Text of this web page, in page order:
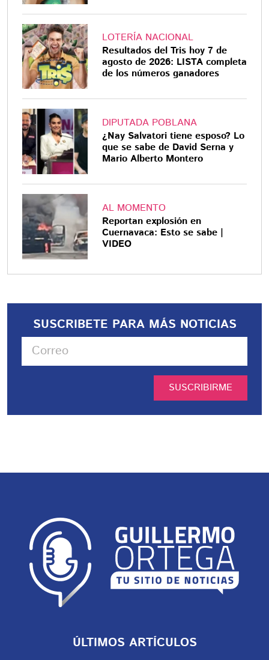
LOTERÍA NACIONAL
Resultados del Tris hoy 7 de
agosto de 2026: LISTA completa
de los números ganadores
DIPUTADA POBLANA
¿Nay Salvatori tiene esposo? Lo
que se sabe de David Serna y
Mario Alberto Montero
AL MOMENTO
Reportan explosión en
Cuernavaca: Esto se sabe |
VIDEO
SUSCRIBETE PARA MÁS NOTICIAS
SUSCRIBIRME
ÚLTIMOS ARTÍCULOS